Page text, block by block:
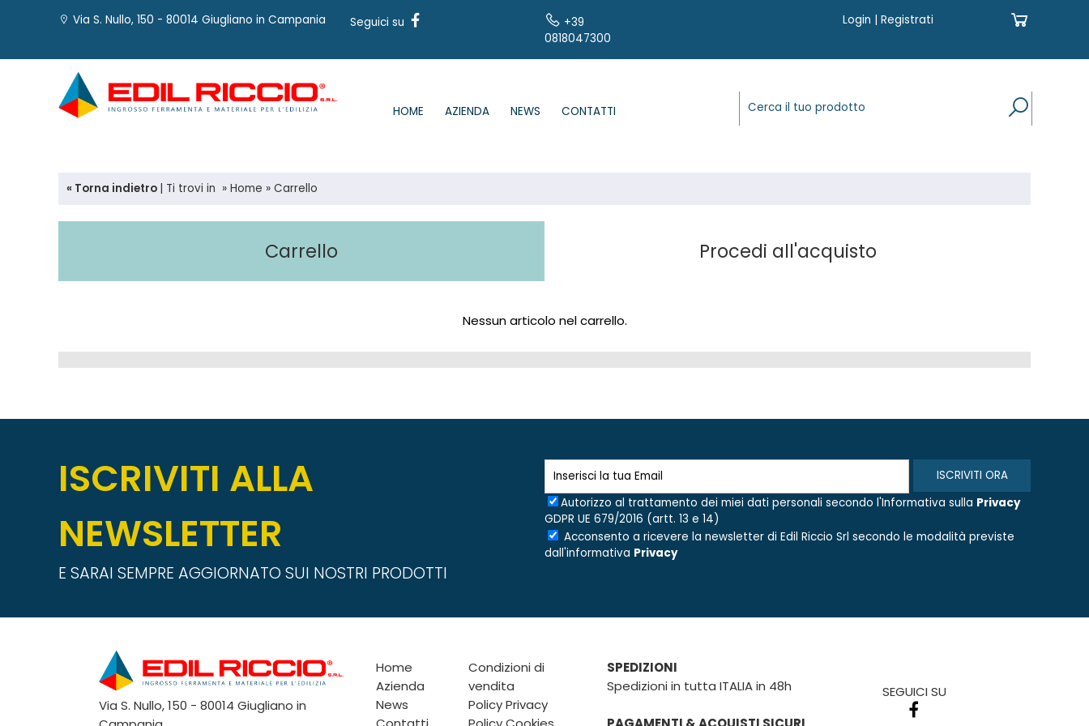
Via S. Nullo, 150 - 80014 Giugliano in Campania Seguici su
+39
0818047300
Login | Registrati
HOME AZIENDA NEWS CONTATTI
« Torna indietro | Ti trovi in » Home » Carrello
Carrello Procedi all'acquisto
Nessun articolo nel carrello.
ISCRIVITI ALLA
NEWSLETTER
E SARAI SEMPRE AGGIORNATO SUI NOSTRI PRODOTTI
Autorizzo al trattamento dei miei dati personali secondo l'Informativa sulla Privacy
GDPR UE 679/2016 (artt. 13 e 14)
Acconsento a ricevere la newsletter di Edil Riccio Srl secondo le modalità previste
dall'informativa Privacy
Via S. Nullo, 150 - 80014 Giugliano in
Home
Azienda
News
Condizioni di
vendita
Policy Privacy
SPEDIZIONI
Spedizioni in tutta ITALIA in 48h
SEGUICI SU